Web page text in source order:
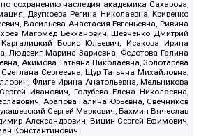
сохранению наследия академика Сахарова,
Дзугкоева Регина Николаевна, Кривенко
Васильева Анастасия Евгеньевна, Ривина
Магомед Бекханович, Шевченко Дмитрий
Борис Юльевич, Исакова Ирина
Людевиг Марина Зариевна, Федотова Галина
Акимова Татьяна Николаевна, Золотарева
Сергеевна, Щур Татьяна Михайловна,
Флиге Ирина Анатольевна, Мельникова
Иванович, Голубева Елена Николаевна,
Арапова Галина Юрьевна, Свечников
Сергей Маркович, Бахмин Вячеслав
Александрович, Вицин Сергей Ефимович,
Константинович